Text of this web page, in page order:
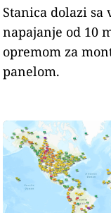
Stanica dolazi
napajanje od 10
opremom za
panelom.